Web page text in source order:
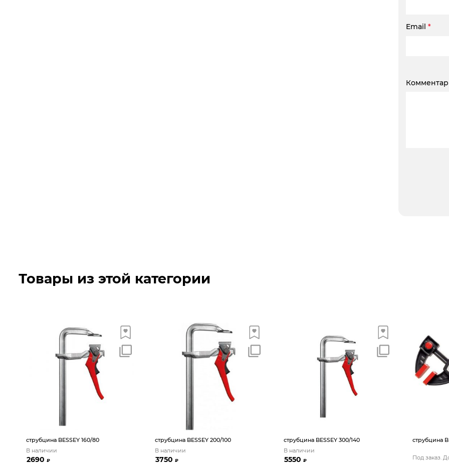
Email *
Товары из этой категории
струбцина BESSEY 160/80
В наличии
2690₽
струбцина BESSEY 200/100
В наличии
3750₽
струбцина BESSEY 300/140
В наличии
5550₽
струбцина
Под заказ.